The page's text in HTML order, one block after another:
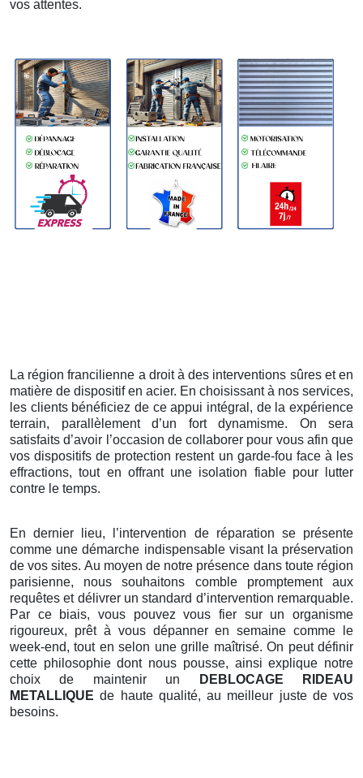
vos attentes.
La région francilienne a droit à des interventions sûres et en
matière de dispositif en acier. En choisissant à nos services,
les clients bénéficiez de ce appui intégral, de la expérience
terrain, parallèlement d’un fort dynamisme. On sera
satisfaits d’avoir l’occasion de collaborer pour vous afin que
vos dispositifs de protection restent un garde-fou face à les
effractions, tout en offrant une isolation fiable pour lutter
contre le temps.
En dernier lieu, l’intervention de réparation se présente
comme une démarche indispensable visant la préservation
de vos sites. Au moyen de notre présence dans toute région
parisienne, nous souhaitons comble promptement aux
requêtes et délivrer un standard d’intervention remarquable.
Par ce biais, vous pouvez vous fier sur un organisme
rigoureux, prêt à vous dépanner en semaine comme le
week-end, tout en selon une grille maîtrisé. On peut définir
cette philosophie dont nous pousse, ainsi explique notre
choix de maintenir un
DEBLOCAGE RIDEAU
METALLIQUE de haute qualité, au meilleur juste de vos
besoins.